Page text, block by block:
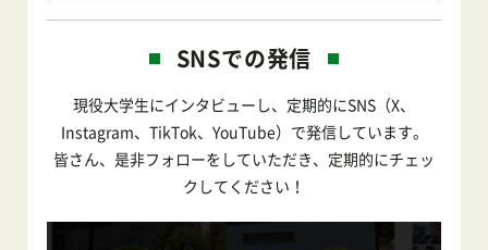
SNSでの発信
現役大学生にインタビューし、定期的にSNS（X、
Instagram、TikTok、YouTube）で発信しています。
皆さん、是非フォローをしていただき、定期的にチェッ
クしてください！